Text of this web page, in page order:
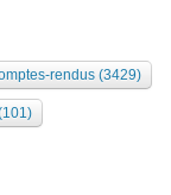
rendus (3429)